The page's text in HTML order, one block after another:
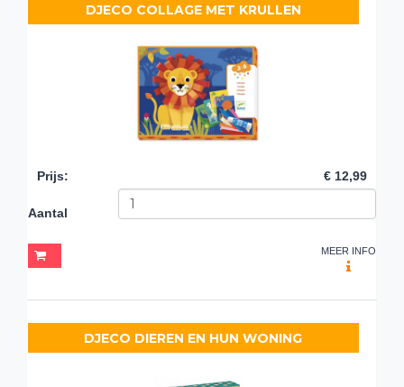
DJECO COLLAGE MET KRULLEN
Prijs: € 12,99
Aantal
MEER INFO
DJECO DIEREN EN HUN WONING